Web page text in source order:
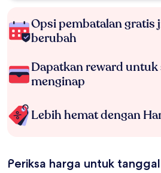
Opsi pembatalan gratis
berubah
Dapatkan reward
menginap
Lebih hemat dengan
Periksa harga untuk